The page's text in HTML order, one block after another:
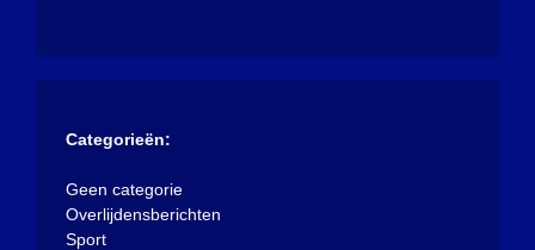
Categorieën:
Geen categorie
Overlijdensberichten
Sport